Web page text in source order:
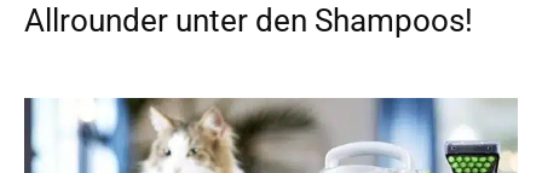
Allrounder unter den Shampoos!